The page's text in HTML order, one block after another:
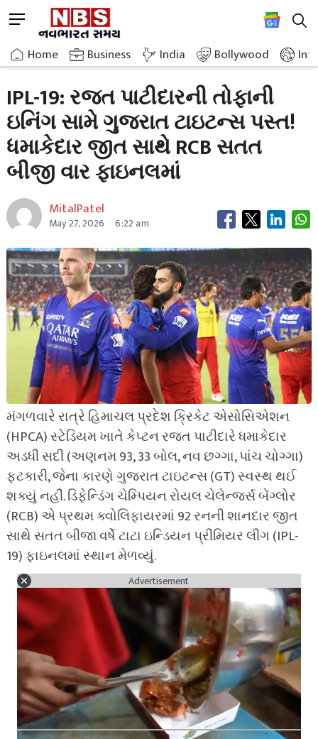
to
content
M
n
u
t
o
Home Business India Bollywood
Home»Breaking News»Ipl 19 Gujarat Titans Defeated By Rajat Patidar
IPL-19: રજત પાટીદારની તોફાની
ઇનિંગ સામે ગુજરાત ટાઇટન્સ પસ્ત!
ધમાકેદાર જીત સાથે RCB સતત
બીજી વાર ફાઇનલમાં
MitalPatel
May 27, 2026 6:22 am
મંગળવારે રાત્રે હિમાચલ પ્રદેશ ક્રિકેટ એસોસિએશન
(HPCA) સ્ટેડિયમ ખાતે કેપ્ટન રજત પાટીદારે ધમાકેદાર
અડધી સદી (અણનમ 93, 33 બોલ, નવ છગ્ગા, પાંચ ચોગ્ગા)
ફટકારી, જેના કારણે ગુજરાત ટાઇટન્સ (GT) સ્વસ્થ થઈ
શક્યું નહીં. ડિફેન્ડિંગ ચેમ્પિયન રોયલ ચેલેન્જર્સ બેંગ્લોર
(RCB) એ પ્રથમ ક્વોલિફાયરમાં 92 રનની શાનદાર જીત
સાથે સતત બીજા વર્ષે ટાટા ઇન્ડિયન પ્રીમિયર લીગ (IPL-
19) ફાઇનલમાં સ્થાન મેળવ્યું.
Advertisement